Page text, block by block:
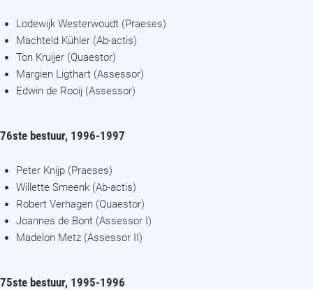
Lodewijk Westerwoudt (Praeses)
Machteld Kühler (Ab-actis)
Ton Kruijer (Quaestor)
Margien Ligthart (Assessor)
Edwin de Rooij (Assessor)
76ste bestuur, 1996-1997
Peter Knijp (Praeses)
Willette Smeenk (Ab-actis)
Robert Verhagen (Quaestor)
Joannes de Bont (Assessor I)
Madelon Metz (Assessor II)
75ste bestuur, 1995-1996